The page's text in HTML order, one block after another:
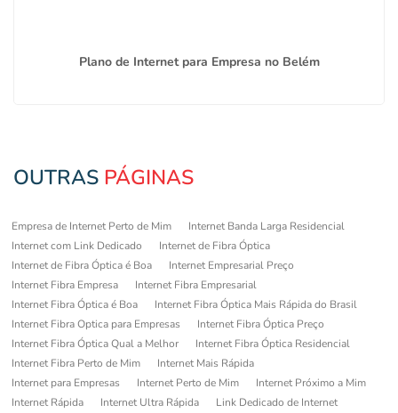
Plano de Internet para Empresa no Belém
OUTRAS PÁGINAS
Empresa de Internet Perto de Mim
Internet Banda Larga Residencial
Internet com Link Dedicado
Internet de Fibra Óptica
Internet de Fibra Óptica é Boa
Internet Empresarial Preço
Internet Fibra Empresa
Internet Fibra Empresarial
Internet Fibra Óptica é Boa
Internet Fibra Óptica Mais Rápida do Brasil
Internet Fibra Optica para Empresas
Internet Fibra Óptica Preço
Internet Fibra Óptica Qual a Melhor
Internet Fibra Óptica Residencial
Internet Fibra Perto de Mim
Internet Mais Rápida
Internet para Empresas
Internet Perto de Mim
Internet Próximo a Mim
Internet Rápida
Internet Ultra Rápida
Link Dedicado de Internet